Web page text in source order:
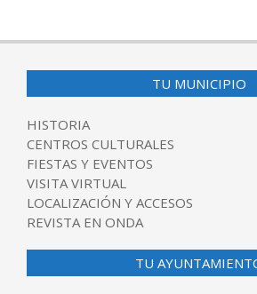
TU MUNICIPIO
HISTORIA
CENTROS CULTURALES
FIESTAS Y EVENTOS
VISITA VIRTUAL
LOCALIZACIÓN Y ACCESOS
REVISTA EN ONDA
TU